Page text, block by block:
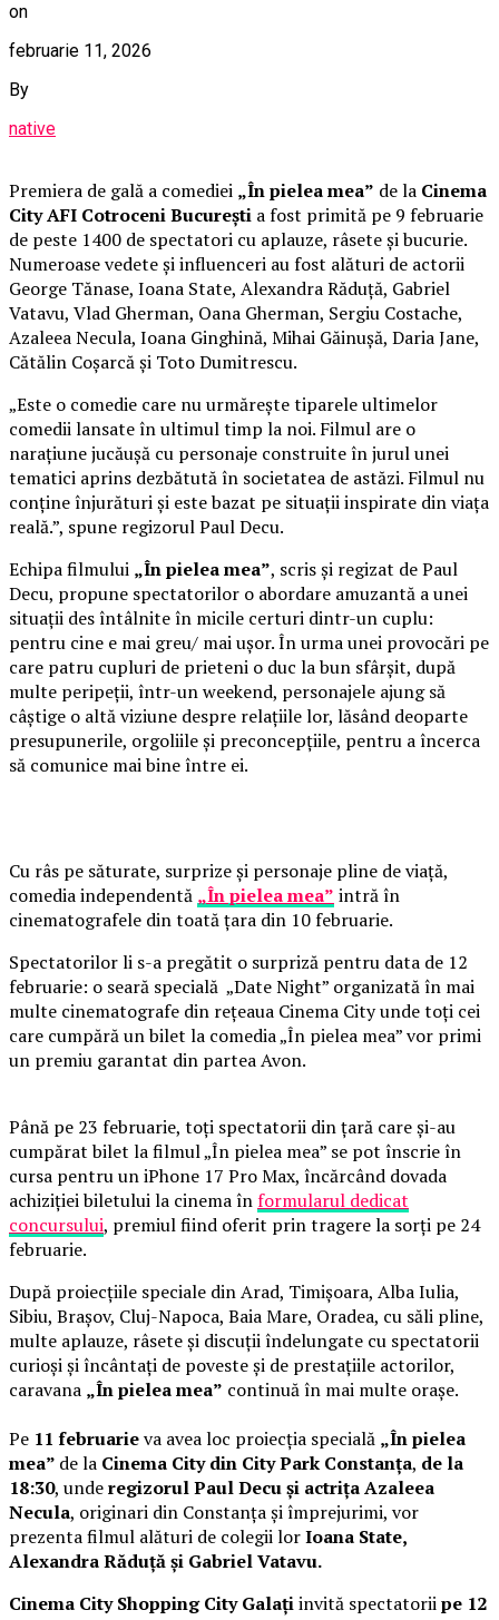
on
februarie 11, 2026
By
native
Premiera de gală a comediei „În pielea mea” de la Cinema
City AFI Cotroceni București a fost primită pe 9 februarie
de peste 1400 de spectatori cu aplauze, râsete și bucurie.
Numeroase vedete și influenceri au fost alături de actorii
George Tănase, Ioana State, Alexandra Răduță, Gabriel
Vatavu, Vlad Gherman, Oana Gherman, Sergiu Costache,
Azaleea Necula, Ioana Ginghină, Mihai Găinușă, Daria Jane,
Cătălin Coșarcă și Toto Dumitrescu.
„Este o comedie care nu urmărește tiparele ultimelor
comedii lansate în ultimul timp la noi. Filmul are o
narațiune jucăușă cu personaje construite în jurul unei
tematici aprins dezbătută în societatea de astăzi. Filmul nu
conține înjurături și este bazat pe situații inspirate din viața
reală.”, spune regizorul Paul Decu.
Echipa filmului „În pielea mea”, scris și regizat de Paul
Decu, propune spectatorilor o abordare amuzantă a unei
situații des întâlnite în micile certuri dintr-un cuplu:
pentru cine e mai greu/ mai ușor. În urma unei provocări pe
care patru cupluri de prieteni o duc la bun sfârșit, după
multe peripeții, într-un weekend, personajele ajung să
câștige o altă viziune despre relațiile lor, lăsând deoparte
presupunerile, orgoliile și preconcepțiile, pentru a încerca
să comunice mai bine între ei.
Cu râs pe săturate, surprize și personaje pline de viață,
comedia independentă „În pielea mea” intră în
cinematografele din toată țara din 10 februarie.
Spectatorilor li s-a pregătit o surpriză pentru data de 12
februarie: o seară specială „Date Night” organizată în mai
multe cinematografe din rețeaua Cinema City unde toți cei
care cumpără un bilet la comedia „În pielea mea” vor primi
un premiu garantat din partea Avon.
Până pe 23 februarie, toți spectatorii din țară care și-au
cumpărat bilet la filmul „În pielea mea” se pot înscrie în
cursa pentru un iPhone 17 Pro Max, încărcând dovada
achiziției biletului la cinema înformularul dedicat
concursului, premiul fiind oferit prin tragere la sorți pe 24
februarie.
După proiecțiile speciale din Arad, Timișoara, Alba Iulia,
Sibiu, Brașov, Cluj-Napoca, Baia Mare, Oradea, cu săli pline,
multe aplauze, râsete și discuții îndelungate cu spectatorii
curioși și încântați de poveste și de prestațiile actorilor,
caravana „În pielea mea” continuă în mai multe orașe.
Pe 11 februarieva avea loc proiecția specială „În pielea
mea” de la Cinema City din City Park Constanța, de la
18:30, underegizorul Paul Decu și actrița Azaleea
Necula, originari din Constanța și împrejurimi, vor
prezenta filmul alături de colegii lorIoana State,
Alexandra Răduță și Gabriel Vatavu.
Cinema City Shopping City Galațiinvită spectatoriipe 12